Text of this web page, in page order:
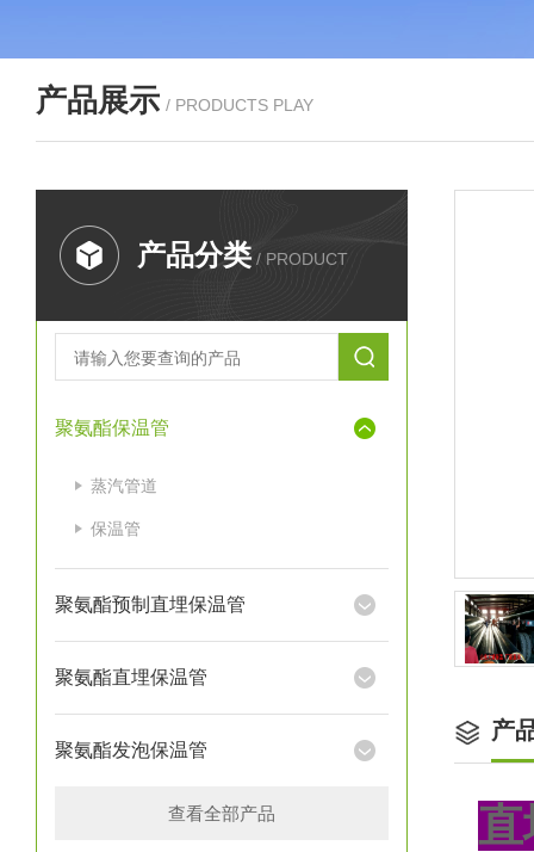
产品展示 / PRODUCTS PLAY
产品分类 / PRODUCT
聚氨酯保温管
蒸汽管道
保温管
聚氨酯预制直埋保温管
聚氨酯直埋保温管
聚氨酯发泡保温管
查看全部产品
产